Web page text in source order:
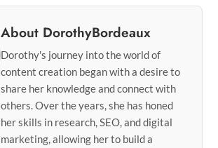
About DorothyBordeaux
Dorothy's journey into the world of
content creation began with a desire to
share her knowledge and connect with
others. Over the years, she has honed
her skills in research, SEO, and digital
marketing, allowing her to build a